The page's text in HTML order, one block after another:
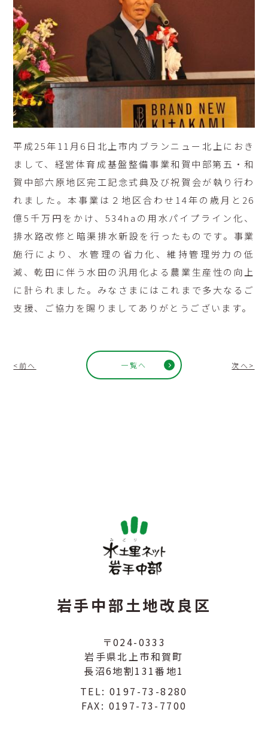
平成25年11月6日北上市内ブランニュー北上におき
まして、経営体育成基盤整備事業和賀中部第五・和
賀中部六原地区完工記念式典及び祝賀会が執り行わ
れました。本事業は２地区合わせ14年の歳月と26
億5千万円をかけ、534haの用水パイプライン化、
排水路改修と暗渠排水新設を行ったものです。事業
施行により、水管理の省力化、維持管理労力の低
減、乾田に伴う水田の汎用化よる農業生産性の向上
に計られました。みなさまにはこれまで多大なるご
支援、ご協力を賜りましてありがとうございます。
<前へ 一覧へ 次へ>
岩手中部土地改良区
〒024-0333
岩手県北上市和賀町
長沼6地割131番地1
TEL:0197-73-8280
FAX: 0197-73-7700